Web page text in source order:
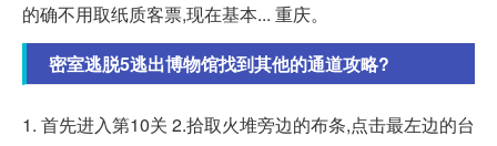
的确不用取纸质客票,现在基本... 重庆。
密室逃脱5逃出博物馆找到其他的通道攻略?
1. 首先进入第10关 2.拾取火堆旁边的布条,点击最左边的台